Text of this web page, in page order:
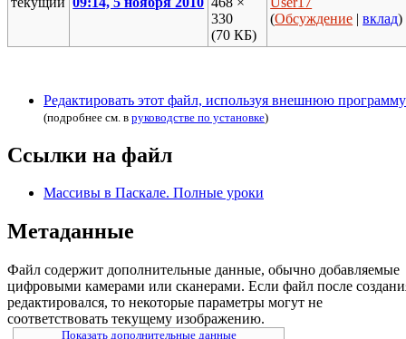
330
(70 КБ)
(Обсуждение |вклад)
Редактировать этот файл, используя внешнюю программу
(подробнее см. в руководстве по установке)
Ссылки на файл
Массивы в Паскале. Полные уроки
Метаданные
Файл содержит дополнительные данные, обычно добавляемые
цифровыми камерами или сканерами. Если файл после
редактировался, то некоторые параметры могут не
соответствовать текущему изображению.
Показать дополнительные данные